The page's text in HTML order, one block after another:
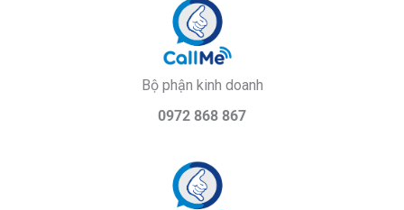
Bộ phận kinh doanh
0972 868 867